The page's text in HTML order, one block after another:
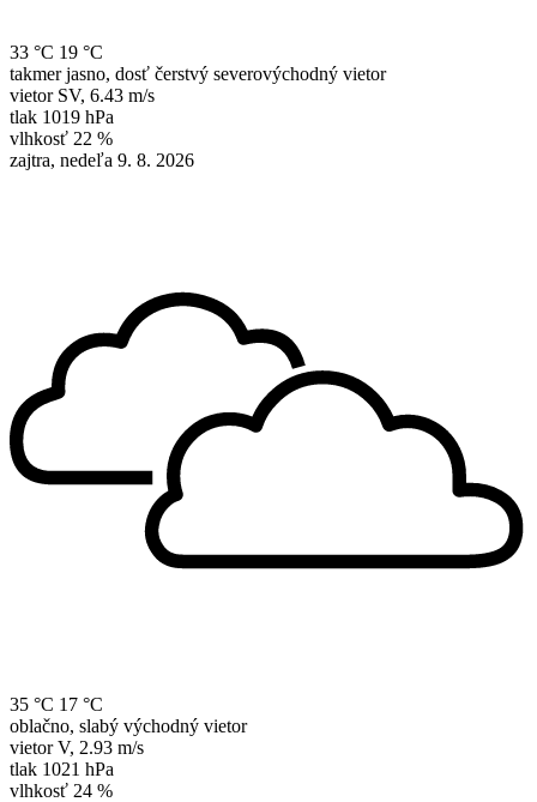
33 °C 19 °C
takmer jasno, dosť čerstvý severovýchodný vietor
vietor SV, 6.43 m/s
tlak 1019 hPa
vlhkosť 22 %
zajtra, nedeľa 9. 8. 2026
35 °C 17 °C
oblačno, slabý východný vietor
vietor V, 2.93 m/s
tlak 1021 hPa
vlhkosť 24 %